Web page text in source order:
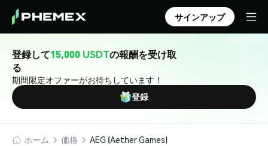
サインアップ
登録して15,000 USDTの報酬を受け取
る
期間限定オファーがお待ちしています！
登録
ホーム 価格 AEG (Aether Games)